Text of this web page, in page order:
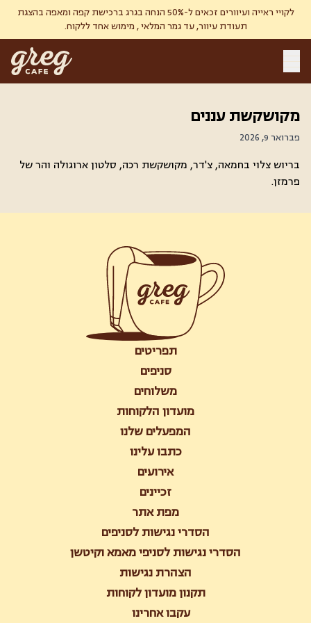
לקויי ראייה ועיוורים זכאים ל-50% הנחה בגרג ברכישת קפה ומאפה בהצגת
תעודת עיוור, עד גמר המלאי , מימוש אחד ללקוח.
מקושקשת עננים
פברואר 9, 2026
בריוש צלוי בחמאה, צ'דר, מקושקשת רכה, סלטון ארוגולה והר של
פרמזן.
תפריטים
סניפים
משלוחים
מועדון הלקוחות
המפעלים שלנו
כתבו עלינו
אירועים
זכיינים
מפת אתר
הסדרי נגישות לסניפים
הסדרי נגישות לסניפי מאמא וקיטשן
הצהרת נגישות
תקנון מועדון לקוחות
עקבו אחרינו